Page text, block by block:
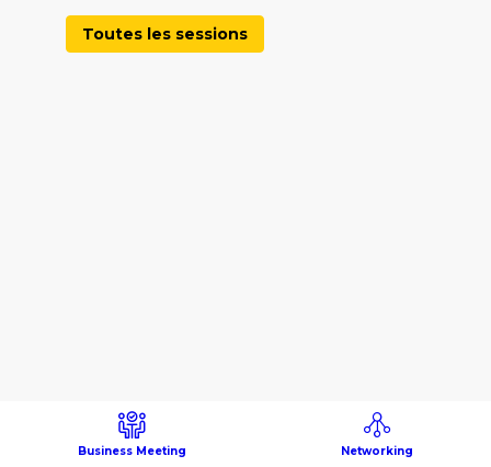
Toutes les sessions
Business Meeting Networking